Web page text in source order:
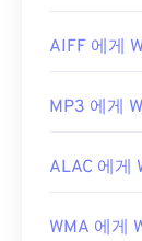
AIFF 에게
MP3 에게
ALAC 에게
WMA 에게